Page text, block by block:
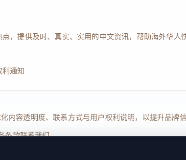
，提供及时、真实、实用的中文资讯，帮助海外华人
利通知
内容透明度、联系方式与用户权利说明，以提升品牌
条款联系我们